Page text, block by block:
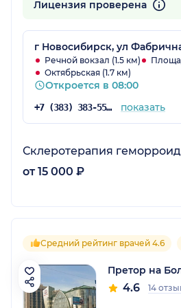
Лицензия проверена
г Новосибирск, ул
Речной вокзал (1.5 км)
Октябрьская (1.7 км)
Откроется в 08:00
+7 (383) 383-55-03 показать
Склеротерапия
от 15 000 ₽
Средний рейтинг врачей 4.6
Претор на
4.6 14